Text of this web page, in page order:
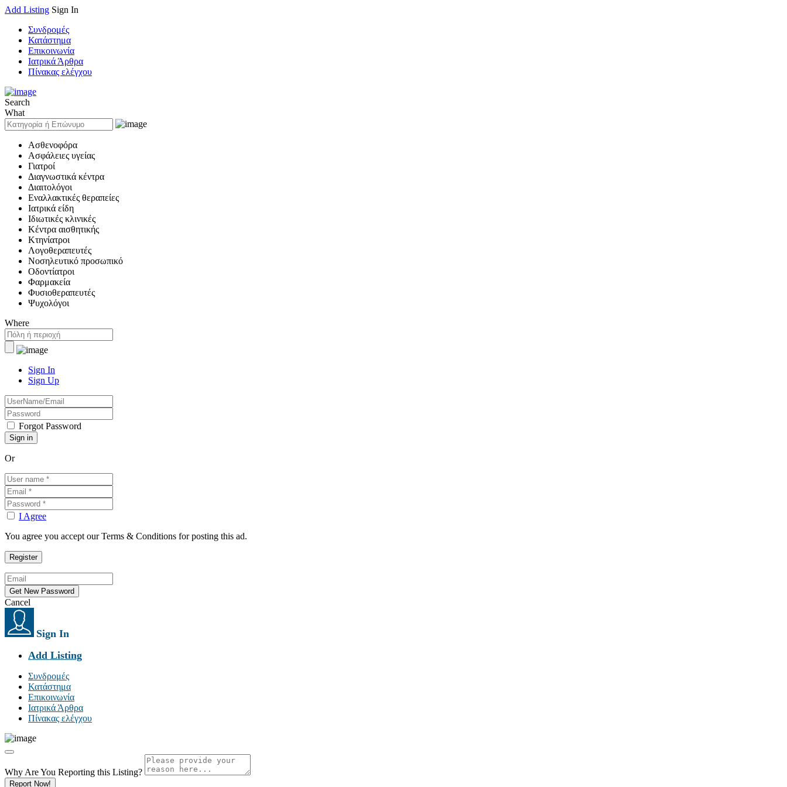
Add Listing Sign In
Συνδρομές
Κατάστημα
Επικοινωνία
Ιατρικά Άρθρα
Πίνακας ελέγχου
Search
What
Ασθενοφόρα
Ασφάλειες υγείας
Γιατροί
Διαγνωστικά κέντρα
Διαιτολόγοι
Εναλλακτικές θεραπείες
Ιατρικά είδη
Ιδιωτικές κλινικές
Κέντρα αισθητικής
Κτηνίατροι
Λογοθεραπευτές
Νοσηλευτικό προσωπικό
Οδοντίατροι
Φαρμακεία
Φυσιοθεραπευτές
Ψυχολόγοι
Where
Sign In
Sign Up
Forgot Password
Or
I Agree
You agree you accept our Terms & Conditions for posting this ad.
Cancel
Sign In
Add Listing
Συνδρομές
Κατάστημα
Επικοινωνία
Ιατρικά Άρθρα
Πίνακας ελέγχου
Why Are You Reporting this Listing?
Report Now!